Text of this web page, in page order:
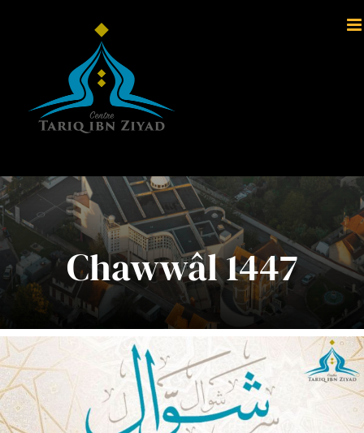
Chawwâl 1447